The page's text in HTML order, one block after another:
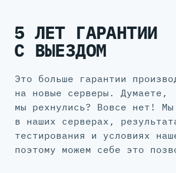
5 ЛЕТ ГАРАНТИИ
С ВЫЕЗДОМ
Это больше гарантии
на новые серверы. Думаете,
мы рехнулись? Вовсе нет! Мы
в наших серверах,
тестирования и условиях
поэтому можем себе это